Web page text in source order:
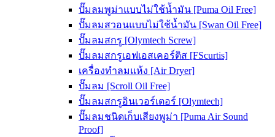
ปั๊มลมพูม่าแบบไม่ใช้น้ำมัน [Puma Oil Free]
ปั๊มลมสวอนแบบไม่ใช้น้ำมัน [Swan Oil Free]
ปั๊มลมสกรู [Olymtech Screw]
ปั๊มลมสกรูเอฟเอสเคอร์ติส [FScurtis]
เครื่องทำลมแห้ง [Air Dryer]
ปั๊มลม [Scroll Oil Free]
ปั๊มลมสกรูอินเวอร์เตอร์ [Olymtech]
ปั๊มลมชนิดเก็บเสียงพูม่า [Puma Air Sound
Proof]